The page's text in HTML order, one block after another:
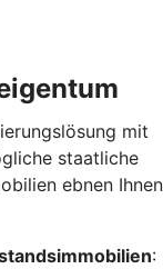
mit
staatliche
ebnen Ihnen
: